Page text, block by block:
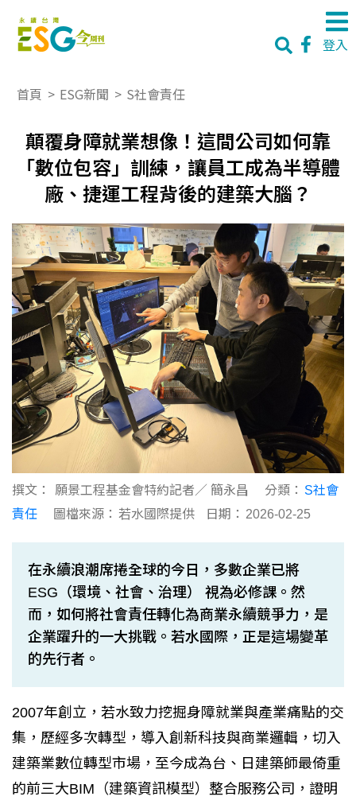
登入
首頁 > ESG新聞 > S社會責任
顛覆身障就業想像！這間公司如何靠
「數位包容」訓練，讓員工成為半導體
廠、捷運工程背後的建築大腦？
撰文： 願景工程基金會特約記者／ 簡永昌 分類： S社會
責任
圖檔來源： 若水國際提供 日期： 2026-02-25
在永續浪潮席捲全球的今日，多數企業已將
ESG（環境、社會、治理） 視為必修課。然
而，如何將社會責任轉化為商業永續競爭力，是
企業躍升的一大挑戰。若水國際，正是這場變革
的先行者。
2007年創立，若水致力挖掘身障就業與產業痛點的交
集，歷經多次轉型，導入創新科技與商業邏輯，切入
建築業數位轉型市場，至今成為台、日建築師最倚重
的前三大BIM（建築資訊模型）整合服務公司，證明